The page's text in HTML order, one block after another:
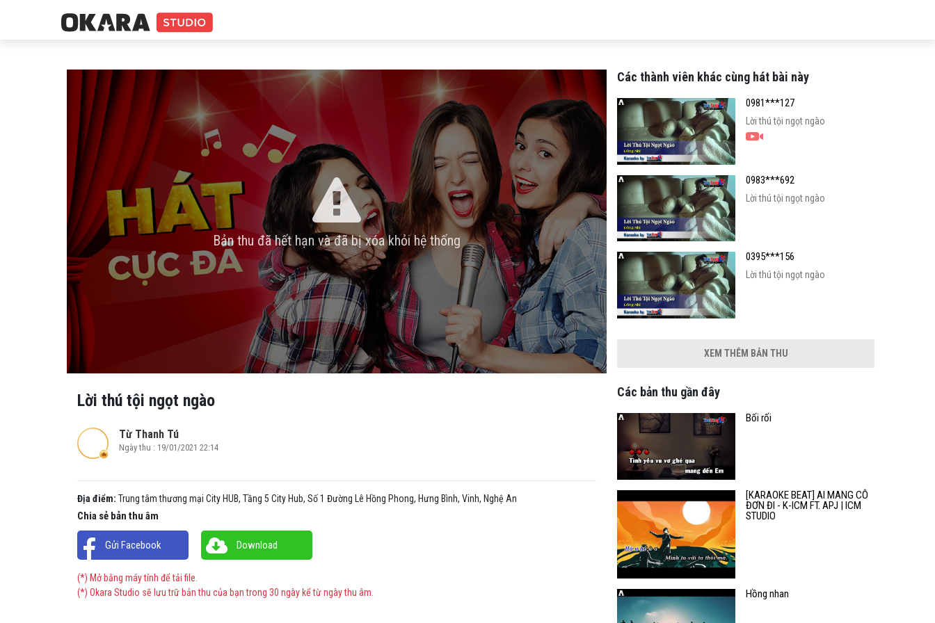
Bản thu đã hết hạn và đã bị xóa khỏi hệ thống
Lời thú tội ngọt ngào
Từ Thanh Tú
Ngày thu : 19/01/2021 22:14
Địa điểm: Trung tâm thương mại City HUB, Tầng 5 City Hub, Số 1 Đường Lê Hồng Phong, Hưng Bình, Vinh, Nghệ An
Chia sẻ bản thu âm
Gửi Facebook Download
(*) Mở bằng máy tính để tải file.
(*) Okara Studio sẽ lưu trữ bản thu của bạn trong 30 ngày kể từ ngày thu âm.
Các thành viên khác cùng hát bài này
0981***127
Lời thú tội ngọt ngào
0983***692
Lời thú tội ngọt ngào
0395***156
Lời thú tội ngọt ngào
XEM THÊM BẢN THU
Các bản thu gần đây
Bối rối
[KARAOKE BEAT] AI MANG CÔ
ĐƠN ĐI - K-ICM FT. APJ | ICM
STUDIO
Hồng nhan